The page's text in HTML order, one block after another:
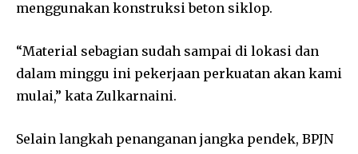
menggunakan konstruksi beton siklop.
“Material sebagian sudah sampai di lokasi dan
dalam minggu ini pekerjaan perkuatan akan kami
mulai,” kata Zulkarnaini.
Selain langkah penanganan jangka pendek, BPJN